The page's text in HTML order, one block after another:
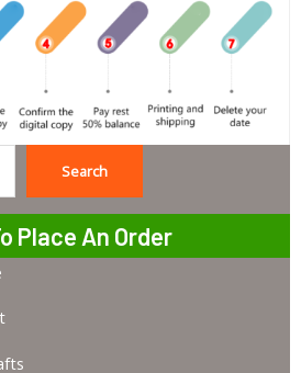
Search
Place An Order